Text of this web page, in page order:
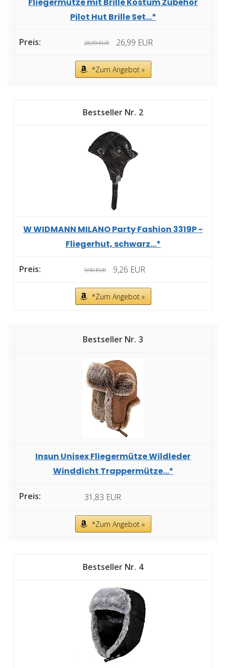
Pilot Hut Brille Set...*
28,99 EUR 26,99 EUR
*Zum Angebot »
2
W WIDMANN MILANO Party Fashion 3319P -
Fliegerhut, schwarz...*
9,90 EUR 9,26 EUR
*Zum Angebot »
3
Insun Unisex Fliegermütze Wildleder
Winddicht Trappermütze...*
31,83 EUR
*Zum Angebot »
4